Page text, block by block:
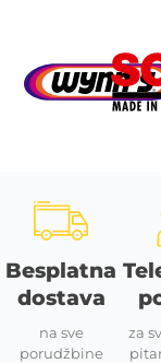
Besplatna
dostava
na sve
porudžbine
za